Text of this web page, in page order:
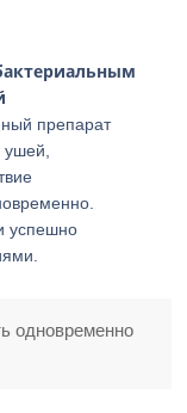
препарат
успешно
одновременно